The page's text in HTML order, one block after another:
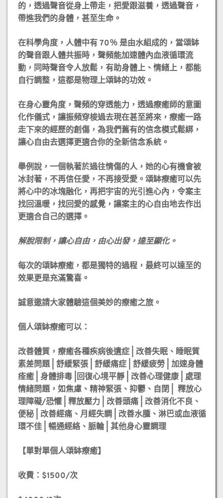
的，透過聲音從身上帶走，把愛跟滋養，透過聲音，
帶進我們的身體，甚至生命。
在科學角度，人體中有 70％ 是由水組成的，當頌缽
的聲音跟人體共振時，聲頻能加速體內血液循環流
動，同時聲音令人放鬆，有助身體上、情緒上，都能
自行調整，這都是物理上頌缽的功效。
在身心靈角度，聲頻的穿透能力，透過療癒師的意圖
化作儀式，讓振頻穿梭過去現在甚至將來，療癒一路
走下來的經歷的創傷，為我們舊有的信念模式鬆綁，
讓心自由去選擇更適合你的全新信念系統。
舉例說，一個執著於過往情傷的人，她的心有機會被
冰封著，不再信任愛，不再接受愛。頌缽療癒可以先
將心中的冰塊融化，再把宇宙的光引進心內，令案主
找回溫暖，找回愛的感覺，讓案主的心自由地去作出
更適合自己的選擇。
解脫限制，讓心自由，由心出發，達至顯化。
每次的頌缽療癒，都是獨特的過程，最終可以達至的
效果更是充滿驚喜。
誠意邀請大家體驗這個美妙的療癒之旅。
個人頌缽療癒可以：
改善體質，療癒各種疾病後遺症 | 改善失眠、睡眠質
素差問題 | 舒緩緊張 | 舒緩痛症 | 舒緩疲勞 | 加速身體
痊癒 | 身體排毒 |回復心境平靜 | 改善心理健康 | 處理
情緒問題，如焦慮、精神緊張、抑鬱、自閉 | 釋放心
理障礙/恐懼 | 釋放壓力 | 改善頭痛 | 改善消化不良、
便秘 | 改善經痛、月經失調 | 改善水腫、淋巴或血液循
環不佳 | 暢通經絡、脈輪 | 其他身心靈調理
【單對單個人頌缽療癒】
收費：$1500/次